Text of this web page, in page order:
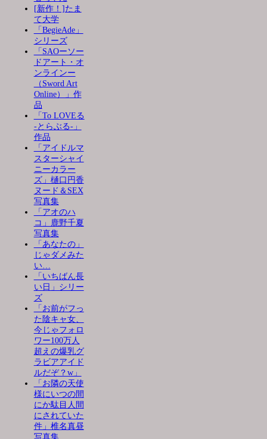
[新作！]たま
て大学
「BegieAde」
シリーズ
「SAOーソー
ドアート・オ
ンラインー
（Sword Art
Online）」作
品
「To LOVEる
-とらぶる-」
作品
「アイドルマ
スターシャイ
ニーカラー
ズ」樋口円香
ヌード＆SEX
写真集
「アオのハ
コ」鹿野千夏
写真集
「あなたの」
じゃダメみた
い…
「いちばん長
い日」シリー
ズ
「お前がフっ
た陰キャ女、
今じゃフォロ
ワー100万人
超えの爆乳グ
ラビアアイド
ルだぞ？w」
「お隣の天使
様にいつの間
にか駄目人間
にされていた
件」椎名真昼
写真集